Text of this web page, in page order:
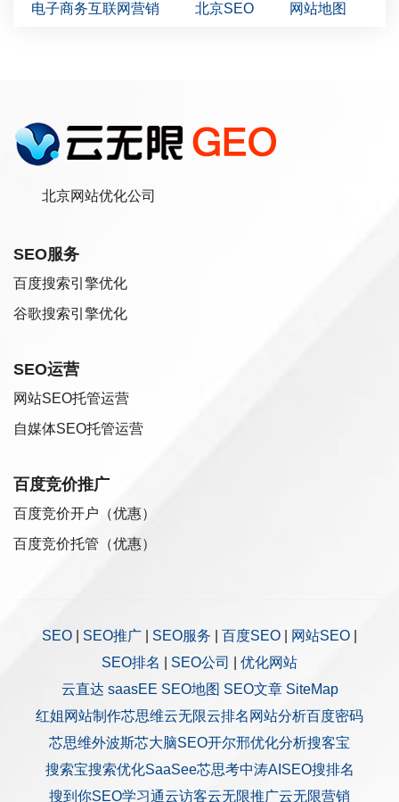
电子商务互联网营销 北京SEO 网站地图
北京网站优化公司
SEO服务
百度搜索引擎优化
谷歌搜索引擎优化
SEO运营
网站SEO托管运营
自媒体SEO托管运营
百度竞价推广
百度竞价开户（优惠）
百度竞价托管（优惠）
SEO SEO推广 SEO服务 百度SEO 网站SEO
SEO排名
SEO公司
优化网站
云直达 saasEE SEO地图 SEO文章 SiteMap
红姐网站制作芯思维云无限云排名 网站分析百度密码
芯思维外波斯芯大脑SEO开尔邢优化分析搜客宝
搜索宝搜索优化SaaSee芯思考中涛AISEO搜排名
搜到你SEO学习通云访客云无限推广云无限营销